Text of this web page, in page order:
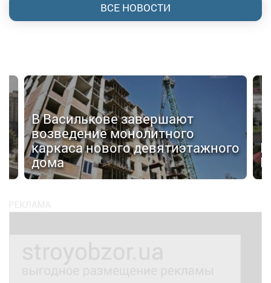
ВСЕ НОВОСТИ
В Василькове завершают
возведение монолитного
каркаса нового девятиэтажного
дома
В